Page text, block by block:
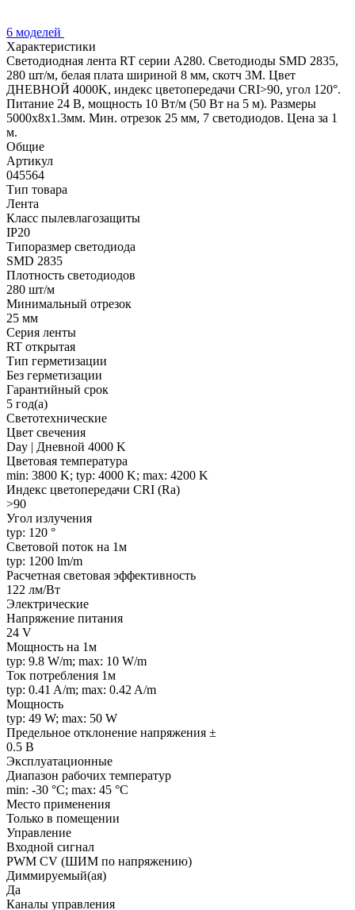
6 моделей
Характеристики
Светодиодная лента RT серии A280. Светодиоды SMD 2835,
280 шт/м, белая плата шириной 8 мм, скотч 3M. Цвет
ДНЕВНОЙ 4000K, индекс цветопередачи CRI>90, угол 120°.
Питание 24 В, мощность 10 Вт/м (50 Вт на 5 м). Размеры
5000x8x1.3мм. Мин. отрезок 25 мм, 7 светодиодов. Цена за 1
м.
Общие
Артикул
045564
Тип товара
Лента
Класс пылевлагозащиты
IP20
Типоразмер светодиода
SMD 2835
Плотность светодиодов
280 шт/м
Минимальный отрезок
25 мм
Серия ленты
RT открытая
Тип герметизации
Без герметизации
Гарантийный срок
5 год(а)
Светотехнические
Цвет свечения
Day | Дневной 4000 K
Цветовая температура
min: 3800 K; typ: 4000 K; max: 4200 K
Индекс цветопередачи CRI (Ra)
>90
Угол излучения
typ: 120 °
Световой поток на 1м
typ: 1200 lm/m
Расчетная световая эффективность
122 лм/Вт
Электрические
Напряжение питания
24 V
Мощность на 1м
typ: 9.8 W/m; max: 10 W/m
Ток потребления 1м
typ: 0.41 A/m; max: 0.42 A/m
Мощность
typ: 49 W; max: 50 W
Предельное отклонение напряжения ±
0.5 В
Эксплуатационные
Диапазон рабочих температур
min: -30 °C; max: 45 °C
Место применения
Только в помещении
Управление
Входной сигнал
PWM СV (ШИМ по напряжению)
Диммируемый(ая)
Да
Каналы управления